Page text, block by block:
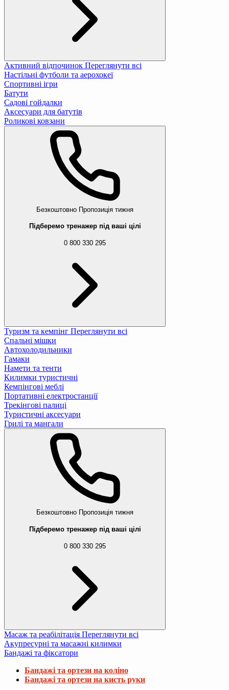
Активний відпочинок Переглянути всі
Настільні футболи та аерохокеї
Спортивні ігри
Батути
Садові гойдалки
Аксесуари для батутів
Роликові ковзани
Безкоштовно Пропозиція тижня
Підберемо тренажер під ваші цілі
0 800 330 295
Туризм та кемпінг Переглянути всі
Спальні мішки
Автохолодильники
Гамаки
Намети та тенти
Килимки туристичні
Кемпінгові меблі
Портативні електростанції
Трекінгові палиці
Туристичні аксесуари
Грилі та мангали
Безкоштовно Пропозиція тижня
Підберемо тренажер під ваші цілі
0 800 330 295
Масаж та реабілітація Переглянути всі
Акупресурні та масажні килимки
Бандажі та фіксатори
Бандажі та ортези на коліно
Бандажі та ортези на кисть руки